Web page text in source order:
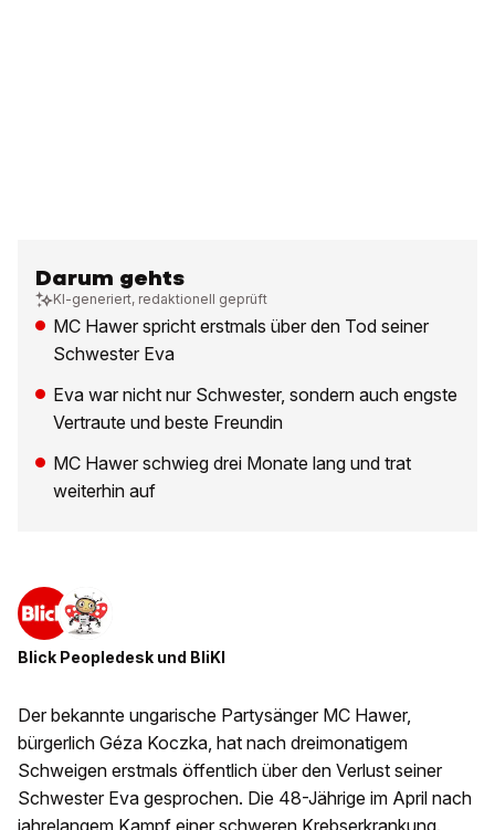
Darum gehts
KI-generiert, redaktionell geprüft
MC Hawer spricht erstmals über den Tod seiner
Schwester Eva
Eva war nicht nur Schwester, sondern auch engste
Vertraute und beste Freundin
MC Hawer schwieg drei Monate lang und trat
weiterhin auf
Blick Peopledesk und BliKI
Der bekannte ungarische Partysänger MC Hawer,
bürgerlich Géza Koczka, hat nach dreimonatigem
Schweigen erstmals öffentlich über den Verlust seiner
Schwester Eva gesprochen. Die 48-Jährige im April nach